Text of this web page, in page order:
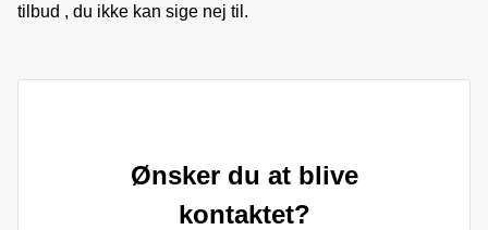
tilbud , du ikke kan sige nej til.
Ønsker du at blive
kontaktet?